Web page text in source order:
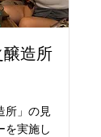
造所
所」の見
を実施し